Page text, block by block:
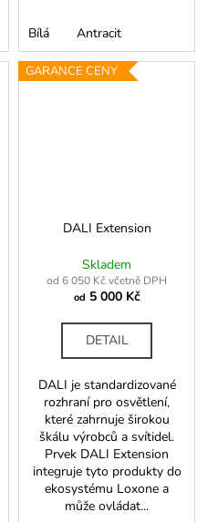
Bílá Antracit
GARANCE CENY
DALI Extension
Skladem
od 6 050 Kč včetně DPH
od 5 000 Kč
DETAIL
DALI je standardizované
rozhraní pro osvětlení,
které zahrnuje širokou
škálu výrobců a svítidel.
Prvek DALI Extension
integruje tyto produkty do
ekosystému Loxone a
může ovládat...